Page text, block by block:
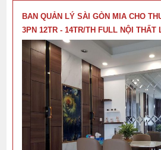
BAN QUẢN LÝ SÀI GÒN MIA CHO
3PN 12TR - 14TR/TH FULL NỘI THẤT